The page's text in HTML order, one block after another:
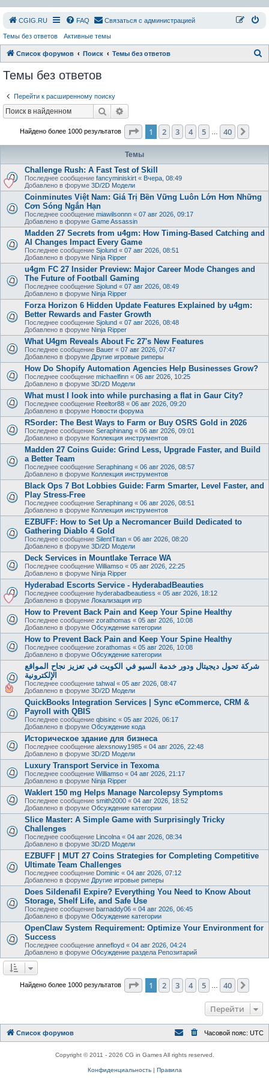
СGIG.RU FAQ Связаться с администрацией
Темы без ответов Активные темы
Список форумов Поиск Темы без ответов
Темы без ответов
Перейти к расширенному поиску
Поиск
Найдено более 1000 результатов Страница из 40
1 2 3 4 5 40
Темы
Challenge Rush: A Fast Test of Skill
Последнее сообщение fancyminiskirt « Вчера, 08:49
Добавлено в форуме 3D/2D Модели
Coinminutes Việt Nam: Giá Trị Bền Vững Luôn Lớn Hơn Những
Cơn Sóng Ngắn Hạn
Последнее сообщение miawilsonnn « 07 авг 2026, 09:17
Добавлено в форуме Game Assassin
Madden 27 Secrets from u4gm: How Timing-Based Catching and
AI Changes Impact Every Game
Последнее сообщение Sjolund « 07 авг 2026, 08:51
Добавлено в форуме Ninja Ripper
u4gm FC 27 Insider Preview: Major Career Mode Changes and
The Future of Football Gaming
Последнее сообщение Sjolund « 07 авг 2026, 08:49
Добавлено в форуме Ninja Ripper
Forza Horizon 6 Hidden Update Features Explained by u4gm:
Better Rewards and Faster Growth
Последнее сообщение Sjolund « 07 авг 2026, 08:48
Добавлено в форуме Ninja Ripper
What U4gm Reveals About Fc 27's New Features
Последнее сообщение Bauer « 07 авг 2026, 07:47
Добавлено в форуме Другие игровые риперы
How Do Shopify Automation Agencies Help Businesses Grow?
Последнее сообщение michaelfinn « 06 авг 2026, 10:25
Добавлено в форуме 3D/2D Модели
What must I look into while purchasing a flat in Gaur City?
Последнее сообщение Reeltor88 « 06 авг 2026, 09:20
Добавлено в форуме Новости форума
RSorder: The Best Ways to Farm or Buy OSRS Gold in 2026
Последнее сообщение Seraphinang « 06 авг 2026, 09:01
Добавлено в форуме Коллекция инструментов
Madden 27 Coins Guide: Grind Less, Upgrade Faster, and Build
a Better Team
Последнее сообщение Seraphinang « 06 авг 2026, 08:57
Добавлено в форуме Коллекция инструментов
Black Ops 7 Bot Lobbies Guide: Farm Smarter, Level Faster, and
Play Stress-Free
Последнее сообщение Seraphinang « 06 авг 2026, 08:51
Добавлено в форуме Коллекция инструментов
EZBUFF: How to Set Up a Necromancer Build Dedicated to
Gathering Diablo 4 Gold
Последнее сообщение SilentTitan « 06 авг 2026, 08:20
Добавлено в форуме 3D/2D Модели
Deck Services in Mountlake Terrace WA
Последнее сообщение Williamso « 05 авг 2026, 22:25
Добавлено в форуме Ninja Ripper
Hyderabad Escorts Service - HyderabadBeauties
Последнее сообщение hyderabadbeautiess « 05 авг 2026, 18:12
Добавлено в форуме Локализация игр
How to Prevent Back Pain and Keep Your Spine Healthy
Последнее сообщение zorathomas « 05 авг 2026, 10:08
Добавлено в форуме Обсуждение категории
How to Prevent Back Pain and Keep Your Spine Healthy
Последнее сообщение zorathomas « 05 авг 2026, 10:08
Добавлено в форуме Обсуждение категории
شركة تحول ديجيتال ودور خدمة السيو في الكويت في تعزيز نجاح المواقع
الإلكترونية
Последнее сообщение tahwal « 05 авг 2026, 08:47
Добавлено в форуме 3D/2D Модели
QuickBooks Integration Services | Sync eCommerce, CRM &
Payroll with QBIS
Последнее сообщение qbisinc « 05 авг 2026, 06:17
Добавлено в форуме Обсуждение кода
Историческое здание для бизнеса
Последнее сообщение alexsnowy1985 « 04 авг 2026, 22:48
Добавлено в форуме 3D/2D Модели
Luxury Transport Service in Texoma
Последнее сообщение Williamso « 04 авг 2026, 21:17
Добавлено в форуме Ninja Ripper
Waklert 150 mg Helps Manage Narcolepsy Symptoms
Последнее сообщение smith2000 « 04 авг 2026, 18:52
Добавлено в форуме Обсуждение категории
Slice Master: A Simple Game with Surprisingly Tricky
Challenges
Последнее сообщение Lincolna « 04 авг 2026, 08:34
Добавлено в форуме 3D/2D Модели
EZBUFF | MUT 27 Coins Strategies for Completing Competitive
Ultimate Team Challenges
Последнее сообщение Dominic « 04 авг 2026, 07:12
Добавлено в форуме Другие игровые риперы
Does Sildenafil Expire? Everything You Need to Know About
Storage, Shelf Life, and Safe Use
Последнее сообщение barnaddy06 « 04 авг 2026, 06:45
Добавлено в форуме Обсуждение категории
OpenClaw System Requirement: Optimize Your Environment for
Success
Последнее сообщение annefloyd « 04 авг 2026, 04:24
Добавлено в форуме Обсуждение раздела Репозитарий
Найдено более 1000 результатов Страница из 40
1 2 3 4 5 40
Перейти
Список форумов Часовой пояс: UTC
Copyright © 2011 - 2026 CG in Games All rights reserved.
Конфиденциальность| Правила